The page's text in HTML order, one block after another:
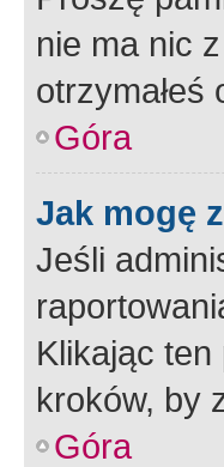
nie ma nic
Góra
Jak mogę
Jeśli
Klikając
kroków, by
Góra